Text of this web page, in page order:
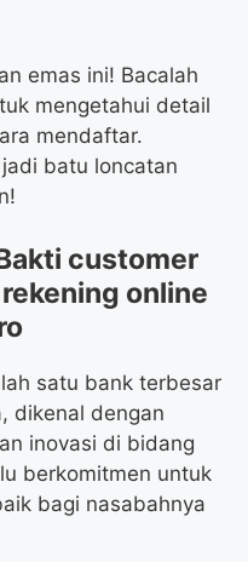
emas ini! Bacalah
mengetahui detail
mendaftar.
batu loncatan
customer
online
satu bank terbesar
dikenal dengan
inovasi di bidang
berkomitmen untuk
bagi nasabahnya